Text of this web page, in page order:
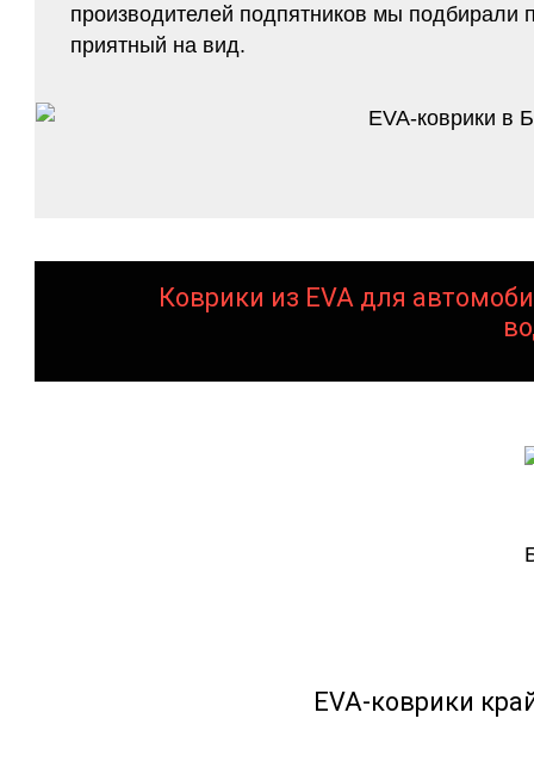
производителей подпятников мы подбирали
приятный на вид.
Коврики из EVA для
EVA-коврики